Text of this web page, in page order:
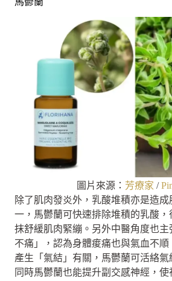
圖片來源： 芳療家 /
除了肌肉發炎外，乳酸堆積亦是造成
一，馬鬱蘭可快速排除堆積的乳酸
抹舒緩肌肉緊繃。另外中醫角度也主
不痛」，認為身體痠痛也與氣血不
產生「氣結」有關，馬鬱蘭可活絡氣
同時馬鬱蘭也能提升副交感神經，使